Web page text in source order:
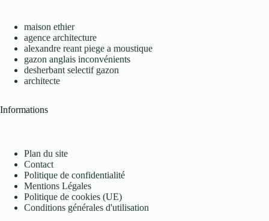
maison ethier
agence architecture
alexandre reant piege a moustique
gazon anglais inconvénients
desherbant selectif gazon
architecte
Informations
Plan du site
Contact
Politique de confidentialité
Mentions Légales
Politique de cookies (UE)
Conditions générales d'utilisation